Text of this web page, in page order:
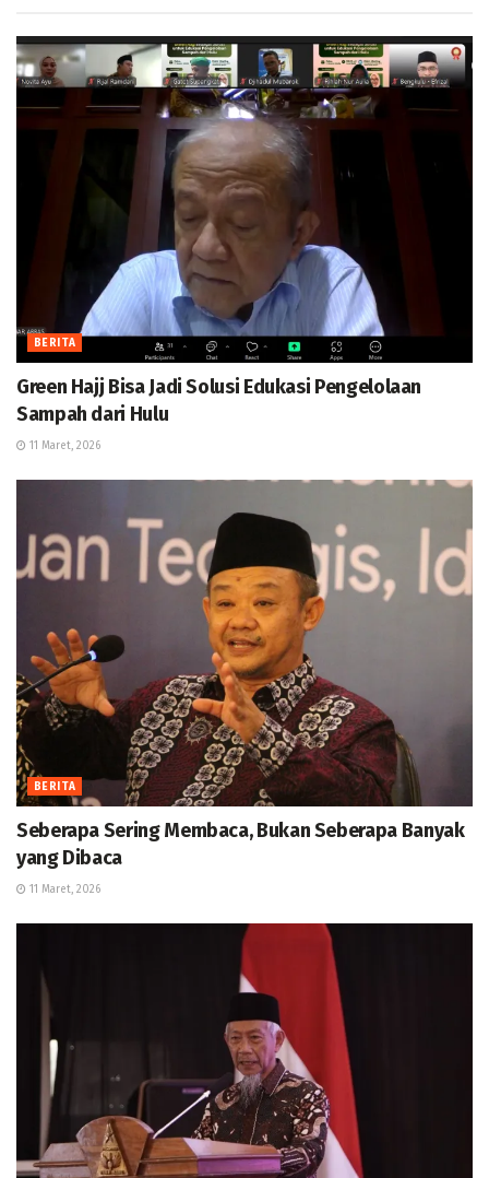
BERITA
Green Hajj Bisa Jadi Solusi Edukasi Pengelolaan
Sampah dari Hulu
11 Maret, 2026
BERITA
Seberapa Sering Membaca, Bukan Seberapa Banyak
yang Dibaca
11 Maret, 2026